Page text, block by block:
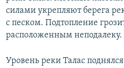
силами укрепляют берега
с песком. Подтопление
расположенным неподалеку.
Уровень реки Талас